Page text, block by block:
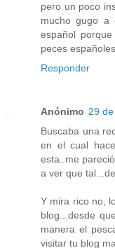
pero un poco
mucho gugo a
español
peces
Responder
Anónimo 29
Buscaba una
en el cual
esta..me
a ver que
Y mira rico no,
blog...desde
manera el
visitar tu blog